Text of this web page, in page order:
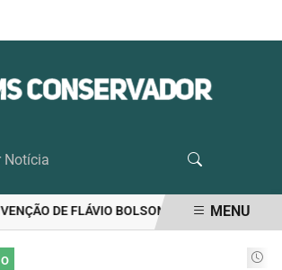
DE FLÁVIO BOLSONARO RIEDEL
MENU